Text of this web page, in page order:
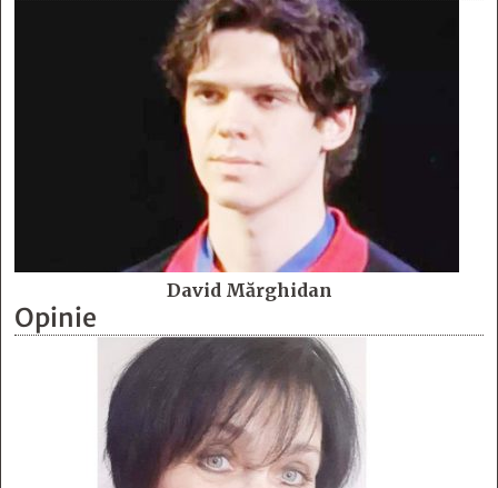
David Mărghidan
Opinie